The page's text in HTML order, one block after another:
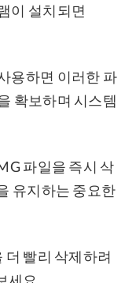
이 설치되면
용하면 이러한 파
확보하며 시스템
파일을 즉시 삭
유지하는 중요한
빨리 삭제하려